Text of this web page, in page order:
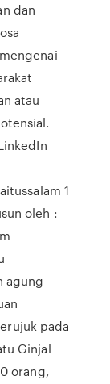
dan
atau
1
oleh :
agung
pada
Ginjal
orang,